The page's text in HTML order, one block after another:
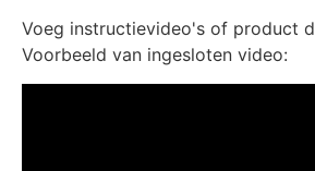
Voeg instructievideo's of product
Voorbeeld van ingesloten video: